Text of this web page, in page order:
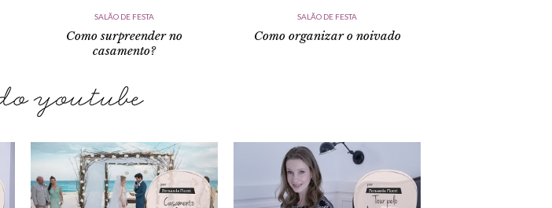
SALÃO DE FESTA
Como surpreender no
casamento?
SALÃO DE FESTA
Como organizar o noivado